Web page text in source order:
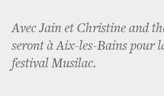
Avec Jain et Christine and
seront à Aix-les-Bains pour
festival Musilac.